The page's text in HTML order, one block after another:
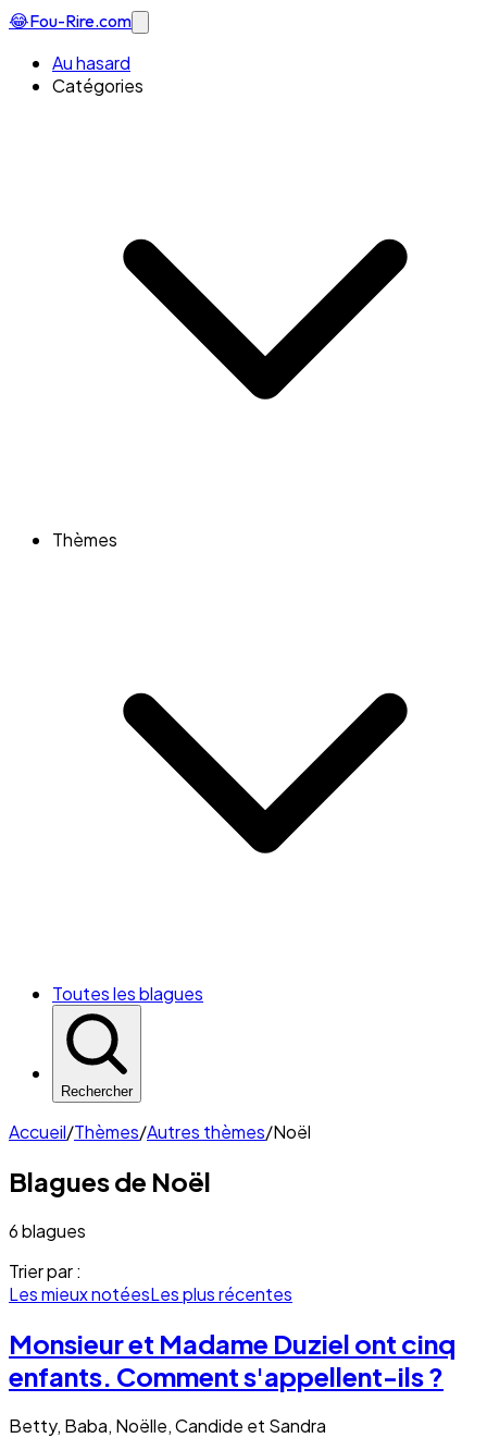
😂Fou-Rire.com
Au hasard
Catégories
Thèmes
Toutes les blagues
Rechercher
Accueil/Thèmes/Autres thèmes/Noël
Blagues de Noël
6 blagues
Trier par :
Les mieux notéesLes plus récentes
Monsieur et Madame Duziel ont cinq
enfants. Comment s'appellent-ils ?
Betty, Baba, Noëlle, Candide et Sandra